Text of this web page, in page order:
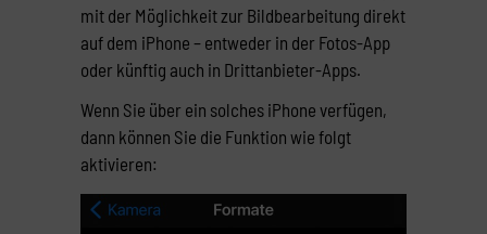
mit der Möglichkeit zur Bildbearbeitung direkt
auf dem iPhone – entweder in der Fotos-App
oder künftig auch in Drittanbieter-Apps.
Wenn Sie über ein solches iPhone verfügen,
dann können Sie die Funktion wie folgt
aktivieren: